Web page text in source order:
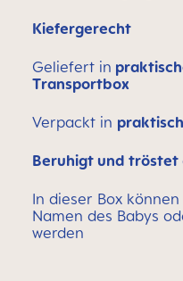
Kiefergerecht
Geliefert in
Transportbox
Verpackt in
Beruhigt und tröstet
In dieser Box können
Namen des Babys
werden